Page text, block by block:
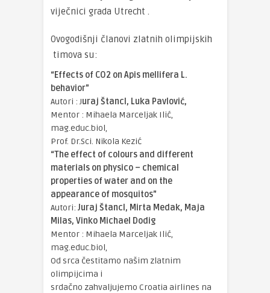
viječnici grada Utrecht .
Ovogodišnji članovi zlatnih olimpijskih
timova su:
“Effects of CO2 on Apis mellifera L.
behavior”
Autori : Juraj Štancl, Luka Pavlović,
Mentor : Mihaela Marceljak Ilić,
mag.educ.biol,
Prof. Dr.Sci. Nikola Kezić
“The effect of colours and different
materials on physico – chemical
properties of water and on the
appearance of mosquitos”
Autori: Juraj Štancl, Mirta Medak, Maja
Milas, Vinko Michael Dodig
Mentor : Mihaela Marceljak Ilić,
mag.educ.biol,
Od srca čestitamo našim zlatnim
olimpijcima i
srdačno zahvaljujemo Croatia airlines na